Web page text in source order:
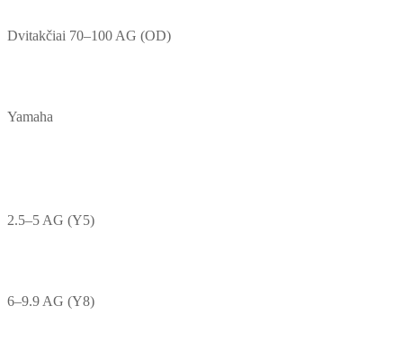
Dvitakčiai 70–100 AG (OD)
Yamaha
2.5–5 AG (Y5)
6–9.9 AG (Y8)